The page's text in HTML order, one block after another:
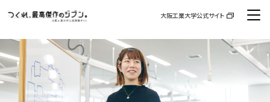
大阪工業大学公式サイト